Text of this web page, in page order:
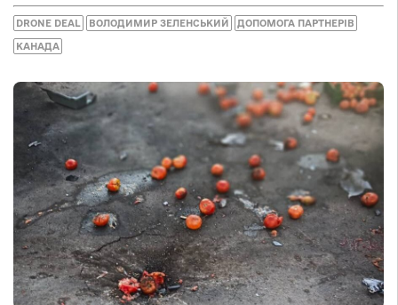
DRONE DEAL ВОЛОДИМИР ЗЕЛЕНСЬКИЙ ДОПОМОГА ПАРТНЕРІВ
КАНАДА